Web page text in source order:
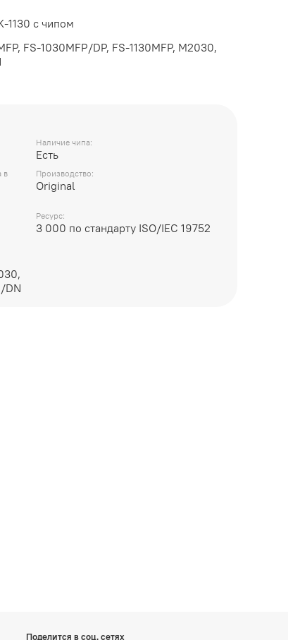
1130 с чипом
FS-1030MFP/DP, FS-1130MFP, M2030,
Наличие чипа:
Есть
в
Производство:
Original
Ресурс:
3 000 по стандарту ISO/IEC 19752
DN
Поделится в соц. сетях